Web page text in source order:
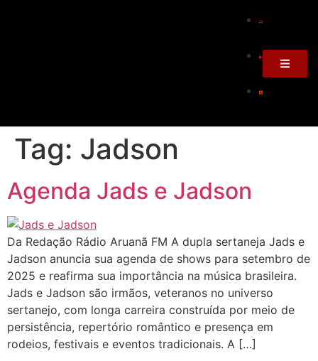
Tag: Jadson
Agenda Jads e Jadson
Da Redação Rádio Aruanã FM A dupla sertaneja Jads e
Jadson anuncia sua agenda de shows para setembro de
2025 e reafirma sua importância na música brasileira.
Jads e Jadson são irmãos, veteranos no universo
sertanejo, com longa carreira construída por meio de
persistência, repertório romântico e presença em
rodeios, festivais e eventos tradicionais. A […]